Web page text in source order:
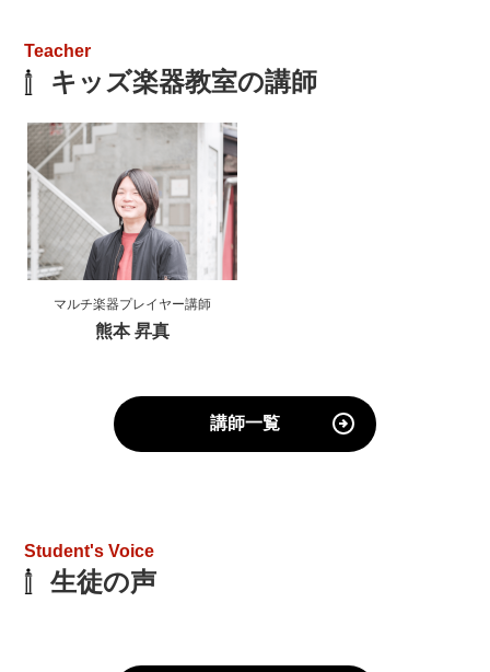
Teacher
キッズ楽器教室の講師
マルチ楽器プレイヤー講師
熊本 昇真
講師一覧
Student's Voice
生徒の声